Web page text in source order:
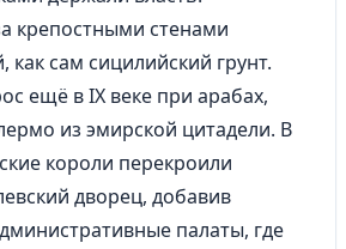
крепостными стенами
как сам сицилийский грунт.
ещё в IX веке при арабах,
из эмирской цитадели. В
короли перекроили
дворец, добавив
палаты, где